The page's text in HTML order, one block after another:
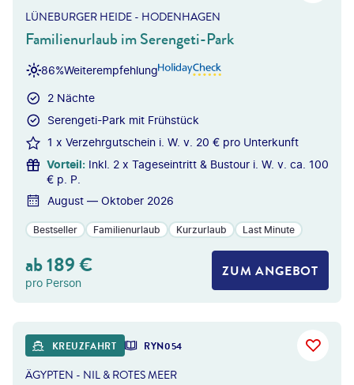
LÜNEBURGER HEIDE - HODENHAGEN
Familienurlaub im Serengeti-Park
Weiterempfehlung
86%
2 Nächte
Serengeti-Park mit Frühstück
1 x Verzehrgutschein i. W. v. 20 € pro Unterkunft
Vorteil: Inkl. 2 x Tageseintritt & Bustour i. W. v. ca. 100
€ p. P.
August — Oktober 2026
Bestseller Familienurlaub Kurzurlaub Last Minute
ab189€
pro Person
ZUM ANGEBOT
KREUZFAHRT RYN054
ÄGYPTEN - NIL & ROTES MEER